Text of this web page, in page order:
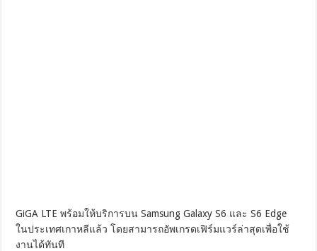
GiGA LTE พร้อมให้บริการบน Samsung Galaxy S6 และ S6 Edge
ในประเทศเกาหลีแล้ว โดยสามารถอัพเกรดเฟิร์มแวร์ล่าสุดเพื่อใช้
งานได้ทันที